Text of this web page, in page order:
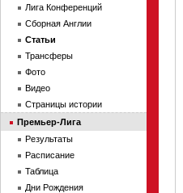
Лига Конференций
Сборная Англии
Статьи
Трансферы
Фото
Видео
Страницы истории
Премьер-Лига
Результаты
Расписание
Таблица
Дни Рождения